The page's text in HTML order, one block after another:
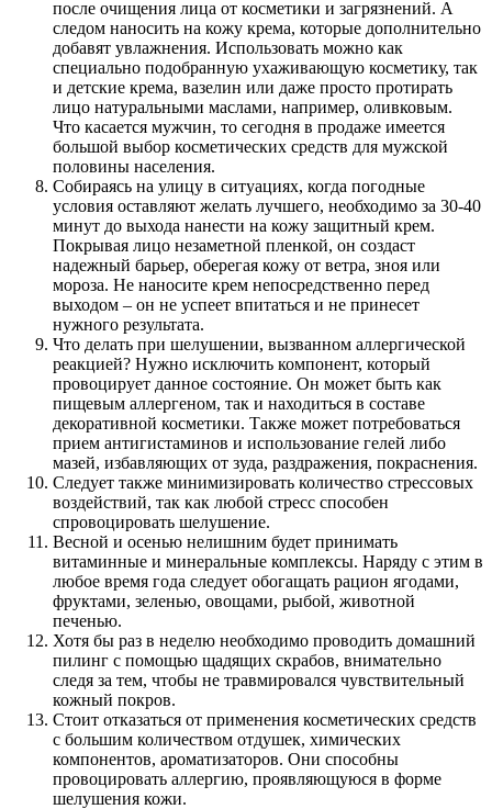
после очищения лица от косметики и загрязнений. А
следом наносить на кожу крема, которые дополнительно
добавят увлажнения. Использовать можно как
специально подобранную ухаживающую косметику, так
и детские крема, вазелин или даже просто протирать
лицо натуральными маслами, например, оливковым.
Что касается мужчин, то сегодня в продаже имеется
большой выбор косметических средств для мужской
половины населения.
Собираясь на улицу в ситуациях, когда погодные
условия оставляют желать лучшего, необходимо за 30-40
минут до выхода нанести на кожу защитный крем.
Покрывая лицо незаметной пленкой, он создаст
надежный барьер, оберегая кожу от ветра, зноя или
мороза. Не наносите крем непосредственно перед
выходом – он не успеет впитаться и не принесет
нужного результата.
Что делать при шелушении, вызванном аллергической
реакцией? Нужно исключить компонент, который
провоцирует данное состояние. Он может быть как
пищевым аллергеном, так и находиться в составе
декоративной косметики. Также может потребоваться
прием антигистаминов и использование гелей либо
мазей, избавляющих от зуда, раздражения, покраснения.
Следует также минимизировать количество стрессовых
воздействий, так как любой стресс способен
спровоцировать шелушение.
Весной и осенью нелишним будет принимать
витаминные и минеральные комплексы. Наряду с этим в
любое время года следует обогащать рацион ягодами,
фруктами, зеленью, овощами, рыбой, животной
печенью.
Хотя бы раз в неделю необходимо проводить домашний
пилинг с помощью щадящих скрабов, внимательно
следя за тем, чтобы не травмировался чувствительный
кожный покров.
Стоит отказаться от применения косметических средств
с большим количеством отдушек, химических
компонентов, ароматизаторов. Они способны
провоцировать аллергию, проявляющуюся в форме
шелушения кожи.